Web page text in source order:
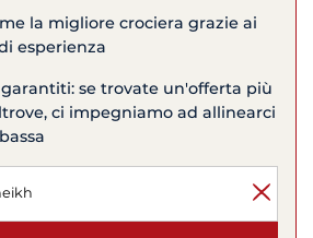
la migliore crociera grazie ai
esperienza
se trovate un'offerta più
ci impegniamo ad allinearci